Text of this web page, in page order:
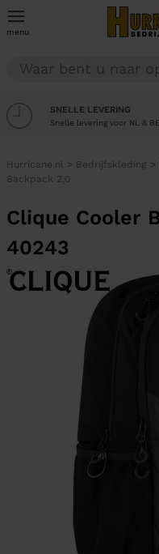
menu
SNELLE LEVERING
Snelle levering voor NL & BE
Hurricane.nl > Bedrijfskleding >
Backpack 2,0
Clique Cooler
40243